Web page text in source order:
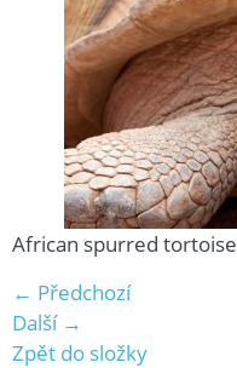
African spurred tortoise
← Předchozí
Další →
Zpět do složky